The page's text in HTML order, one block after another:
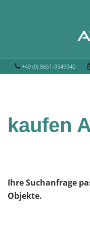
+49 (0) 8651-9549940
kaufen
Ihre Suchanfrage
Objekte.